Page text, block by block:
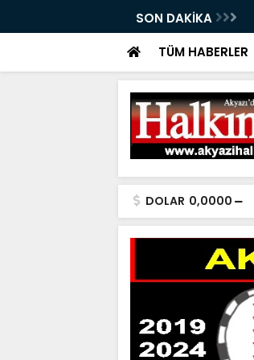
SON DAKİKA
CAMİYE 08.08.2026
TÜM HABERLER
DOLAR 0,0000